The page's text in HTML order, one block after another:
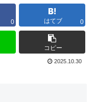
0 はてブ 0
コピー
2025.10.30